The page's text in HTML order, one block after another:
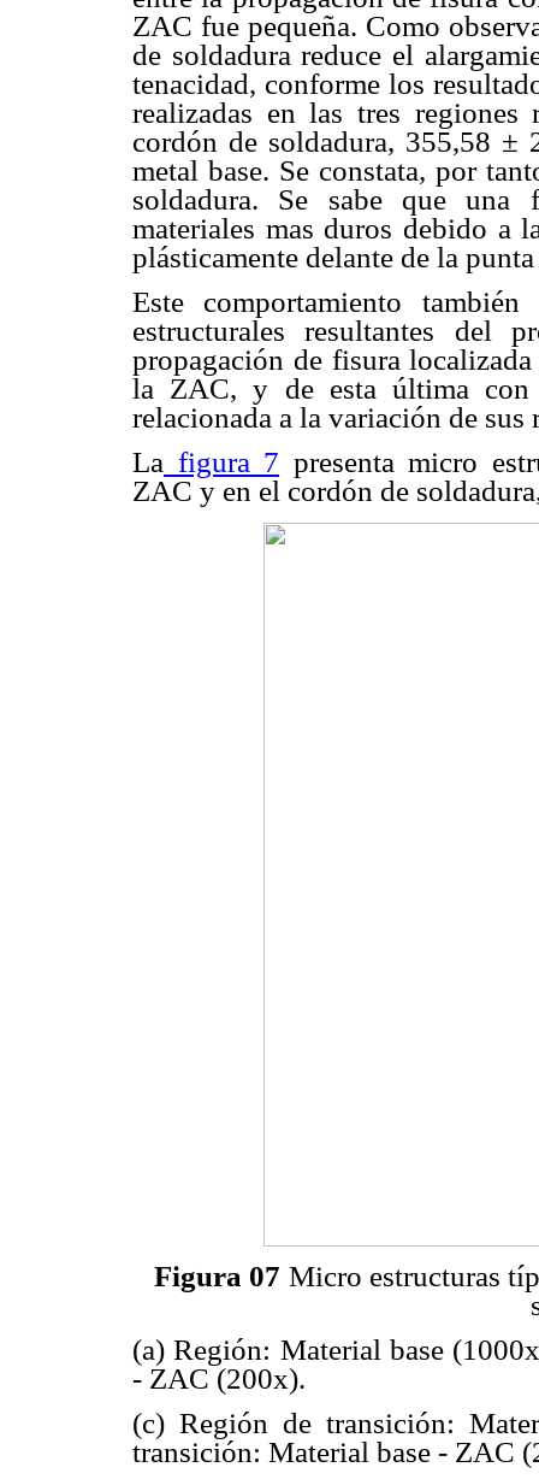
ZAC fue pequeña. Como
de soldadura reduce el
tenacidad, conforme los
realizadas en las tres
cordón de soldadura, 355,58
metal base. Se constata, por
soldadura. Se sabe que una
materiales mas duros debido a
plásticamente delante de la
Este comportamiento
estructurales resultantes del
propagación de fisura
la ZAC, y de esta última con
relacionada a la variación de sus
La figura 7 presenta micro
ZAC y en el cordón de
Figura 07 Micro estructuras
(a) Región: Material base
- ZAC (200x).
(c) Región de transición:
transición: Material base - ZAC